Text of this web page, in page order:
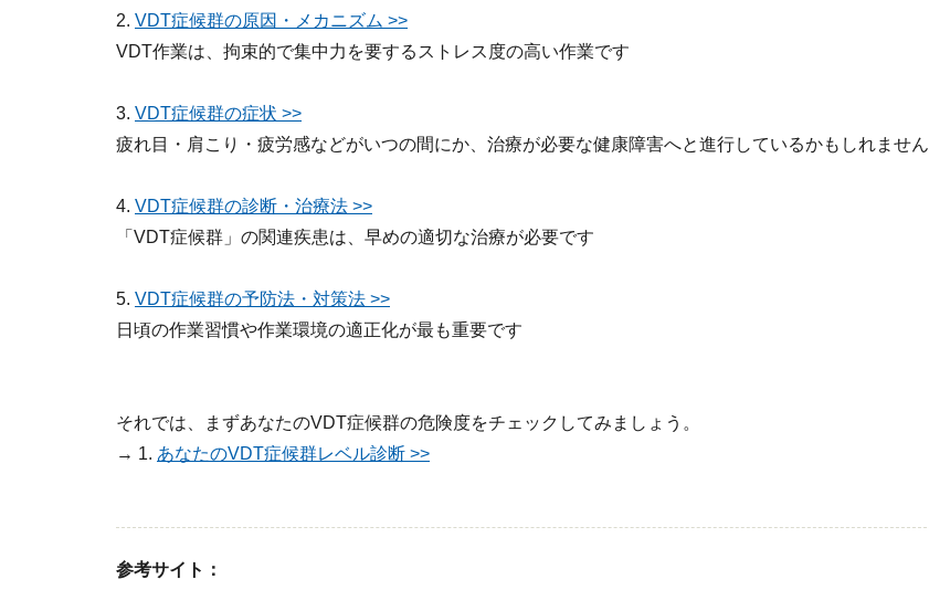
2. VDT症候群の原因・メカニズム >>
VDT作業は、拘束的で集中力を要するストレス度の高い作業です
3. VDT症候群の症状 >>
疲れ目・肩こり・疲労感などがいつの間にか、治療が必要な健康障害へと進行しているかもしれません
4. VDT症候群の診断・治療法 >>
「VDT症候群」の関連疾患は、早めの適切な治療が必要です
5. VDT症候群の予防法・対策法 >>
日頃の作業習慣や作業環境の適正化が最も重要です
それでは、まずあなたのVDT症候群の危険度をチェックしてみましょう。
→ 1. あなたのVDT症候群レベル診断 >>
参考サイト：